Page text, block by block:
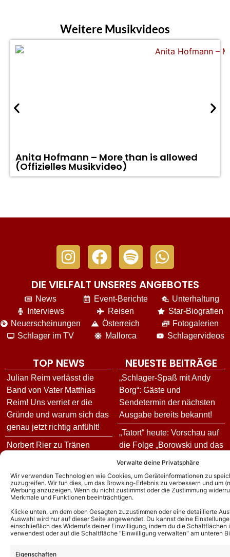
Verwalte deine Privatsphäre
Wir verwenden Technologien wie Cookies, um Geräteinformationen zu
zuzugreifen. Wir tun dies, um das Browsing-Erlebnis zu verbessern und um
Werbung anzuzeigen. Wenn du nicht zustimmst oder die Zustimmung
Merkmale und Funktionen beeinträchtigen.
Klicke unten, um dem oben Gesagten zuzustimmen oder eine detaillierte
Auswahl wird nur auf dieser Seite angewendet. Du kannst deine
einschließlich des Widerrufs deiner Einwilligung, indem du die
verwendest oder auf die Schaltfläche "Einwilligung verwalten" am unteren
Eigenschaften
Weitere Musikvideos
Anita Hofmann – More than is allowed
(Offizielles Musikvideo)
DIE VIELFALT UNSERES ANGEBOTES
News
Interviews
Neuerscheinungen
Schlager im TV
Event-Berichte
Reisen
Österreich
Mallorca
Unterhaltung
Star-Biografien
Fotogalerien
Schlagervideos
TOP NEWS
Julian Reim verlässt die
Band von Vater Matthias
Reim! Uns verriet er die
Gründe und warum sich das
genau jetzt richtig anfühlt!
Norbert Rier zu Tränen
wieder sonntags“ und
widmet ihm ein Lied!
Kastelruther Spatzen:
Geheimer
Überraschungsgast vom
NEUESTE BEITRÄGE
„Schlager-Spaß mit Andy
Borg“: Gäste und
Sendetermin der nächsten
Ausgabe bereits bekannt!
„Tatort“ heute: Vorschau auf
die Folge „Borowski und das
Nicole und Nino de Angelo:
Erster gemeinsamer Song
kommt! Und auch Johnny
Logan ist beteiligt!